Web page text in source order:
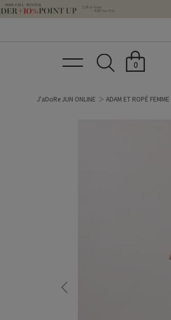
0
J'aDoRe JUN ONLINE ADAM ET ROPÉ FEMME